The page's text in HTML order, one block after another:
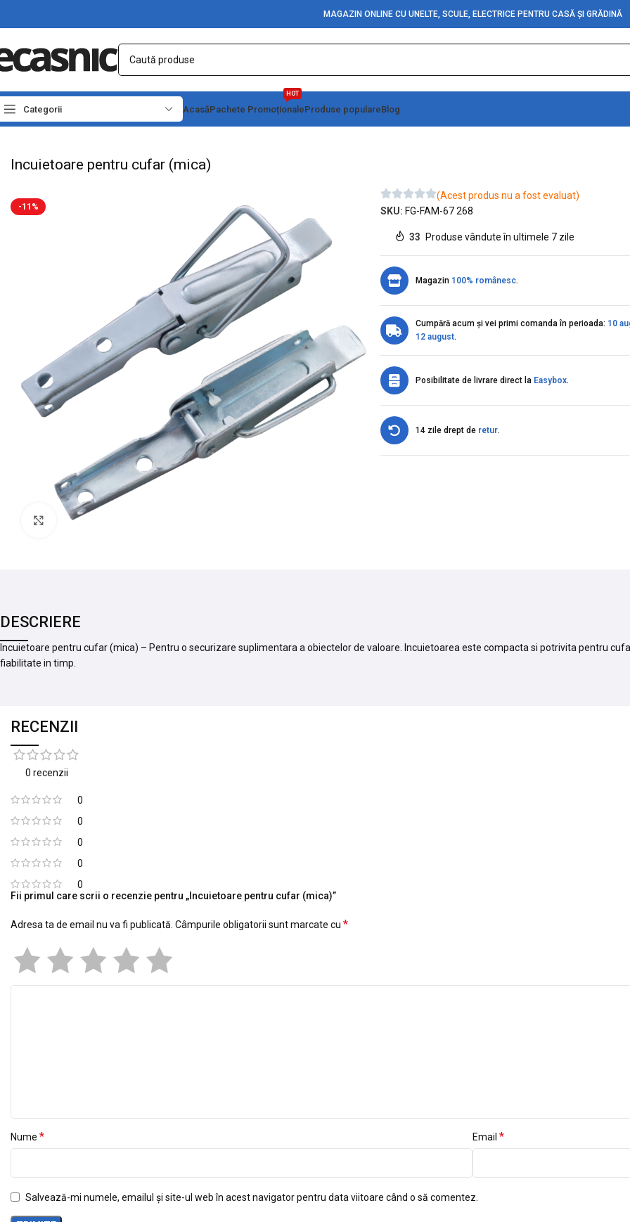
MAGAZIN ONLINE CU UNELTE, SCULE, ELECTRICE PENTRU CASĂ ȘI GRĂDINĂ
Categorii AcasăPachete Promoționale
HOT
Produse populareBlog
Prima pagină Fără categorie Incuietoare pentru cufar (mica)
Incuietoare pentru cufar (mica)
-11%
Mărește imaginea
(Acest produs nu a fost evaluat)
SKU: FG-FAM-67 268
33 Produse vândute în ultimele 7 zile
Magazin 100% românesc.
Cumpără acum și vei primi comanda în perioada: 10
12 august.
Posibilitate de livrare direct la Easybox.
14 zile drept de retur.
DESCRIERE
Incuietoare pentru cufar (mica) – Pentru o securizare suplimentara a obiectelor de valoare. Incuietoarea este compacta si potrivita pentru
fiabilitate in timp.
RECENZII
0 recenzii
0
0
0
0
0
Fii primul care scrii o recenzie pentru „Incuietoare pentru cufar (mica)”
Adresa ta de email nu va fi publicată. Câmpurile obligatorii sunt marcate cu *
Nume * Email *
Salvează-mi numele, emailul și site-ul web în acest navigator pentru data viitoare când o să comentez.